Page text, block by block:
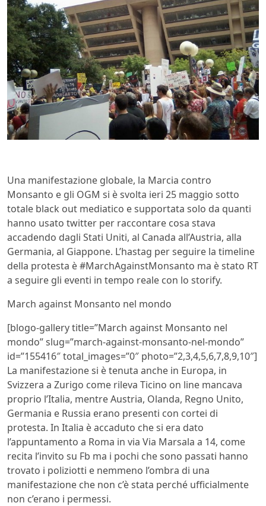
Una manifestazione globale, la Marcia contro
Monsanto e gli OGM si è svolta ieri 25 maggio sotto
totale black out mediatico e supportata solo da quanti
hanno usato twitter per raccontare cosa stava
accadendo dagli Stati Uniti, al Canada all’Austria, alla
Germania, al Giappone. L’hastag per seguire la timeline
della protesta è #MarchAgainstMonsanto ma è stato RT
a seguire gli eventi in tempo reale con lo storify.
March against Monsanto nel mondo
[blogo-gallery title=”March against Monsanto nel
mondo” slug=”march-against-monsanto-nel-mondo”
id=”155416″ total_images=”0″ photo=”2,3,4,5,6,7,8,9,10″]
La manifestazione si è tenuta anche in Europa, in
Svizzera a Zurigo come rileva Ticino on line mancava
proprio l’Italia, mentre Austria, Olanda, Regno Unito,
Germania e Russia erano presenti con cortei di
protesta. In Italia è accaduto che si era dato
l’appuntamento a Roma in via Via Marsala a 14, come
recita l’invito su Fb ma i pochi che sono passati hanno
trovato i poliziotti e nemmeno l’ombra di una
manifestazione che non c’è stata perché ufficialmente
non c’erano i permessi.